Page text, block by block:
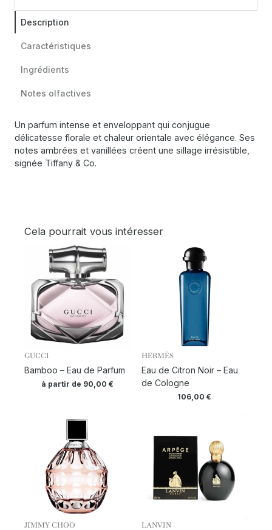
Description
Caractéristiques
Ingrédients
Notes olfactives
Un parfum intense et enveloppant qui conjugue
délicatesse florale et chaleur orientale avec élégance. Ses
notes ambrées et vanillées créent une sillage irrésistible,
signée Tiffany & Co.
Cela pourrait vous intéresser
GUCCI
Bamboo – Eau de Parfum
à partir de 90,00€
HERMÈS
Eau de Citron Noir – Eau
de Cologne
106,00€
JIMMY CHOO LANVIN